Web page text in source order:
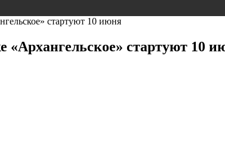
стартуют 10 июня
«Архангельское» стартуют 10